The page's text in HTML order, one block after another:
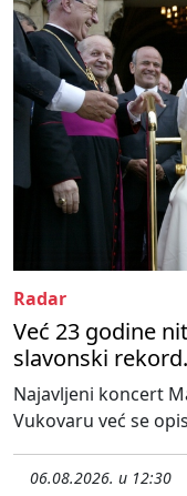
Radar
Već 23 godine
slavonski
Najavljeni koncert
Vukovaru već se
06.08.2026. u 12:30